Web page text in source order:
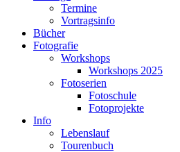
Termine
Vortragsinfo
Bücher
Fotografie
Workshops
Workshops 2025
Fotoserien
Fotoschule
Fotoprojekte
Info
Lebenslauf
Tourenbuch